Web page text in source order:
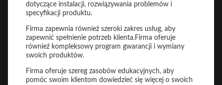
dotyczące instalacji, rozwiązywania problemów i
specyfikacji produktu.
Firma zapewnia również szeroki zakres usług, aby
zapewnić spełnienie potrzeb klienta.Firma oferuje
również kompleksowy program gwarancji i wymiany
swoich produktów.
Firma oferuje szereg zasobów edukacyjnych, aby
pomóc swoim klientom dowiedzieć się więcej o swoich